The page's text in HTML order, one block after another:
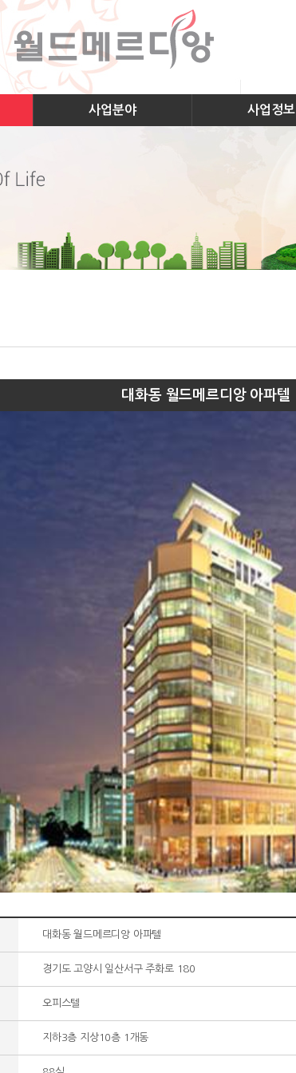
사업분야 사업정보
대화동 월드메르디앙 아파텔
대화동 월드메르디앙 아파텔
경기도 고양시 일산서구 주화로 180
오피스텔
지하3층 지상10층 1개동